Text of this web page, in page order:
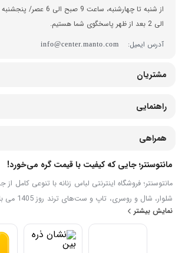
الی 2 بعد از ظهر پاسخگوی شما هستیم.
آدرس ایمیل:
info@center.manto.com
مشتریان
راهنمایی
همراهی
مانتوسنتر؛ جایی که کیفیت با قیمت گره می‌خورد!
مانتوسنتر؛ فروشگاه اینترنتی لباس زنانه با تنوعی کامل از
شلوار، شال
اینترنتی لباس زنانه شیک، جدید با قیمت مناسب
زنانه مانتوسنتر می‌توانید مدل‌های متنوع را مشاهده،
سفارش دهید. ما تلاش می‌کنیم تجربه‌ای ساده،
نمایش بیشتر